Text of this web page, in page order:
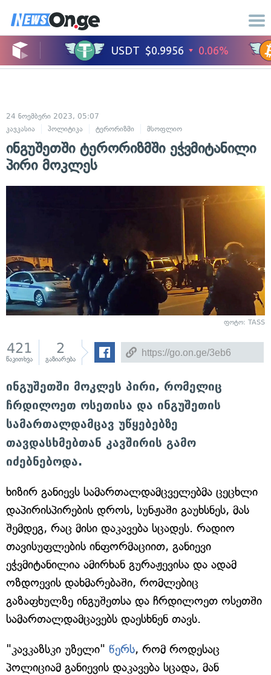
24 ნოემბერი 2023, 05:07
კავკასია
პოლიტიკა ტერორიზმი მსოფლიო
ინგუშეთში ტერორიზმში ეჭვმიტანილი
პირი მოკლეს
ფოტო: TASS
421
წაკითხვა
2
გაზიარება
ინგუშეთში მოკლეს პირი, რომელიც
ჩრდილოეთ ოსეთისა და ინგუშეთის
სამართალდამცავ უწყებებზე
თავდასხმებთან კავშირის გამო
იძებნებოდა.
ხიზირ განიევს სამართალდამცველებმა ცეცხლი
დაპირისპირების დროს, სუნჟაში გაუხსნეს, მას
შემდეგ, რაც მისი დაკავება სცადეს. რადიო
თავისუფლების ინფორმაციით, განიევი
ეჭვმიტანილია ამირხან გურაჟევისა და ადამ
ოზდოევის დახმარებაში, რომლებიც
გაზაფხულზე ინგუშეთსა და ჩრდილოეთ ოსეთში
სამართალდამცავებს დაესხნენ თავს.
"კავკაზსკი უზელი" წერს, რომ როდესაც
პოლიციამ განიევის დაკავება სცადა, მან